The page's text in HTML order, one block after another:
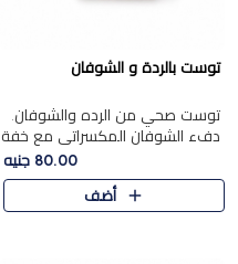
توست بالردة و الشوفان
توست صحي من الرده والشوفان.
دفء الشوفان المكسراتي مع خفة
80.00 جنيه
أضف